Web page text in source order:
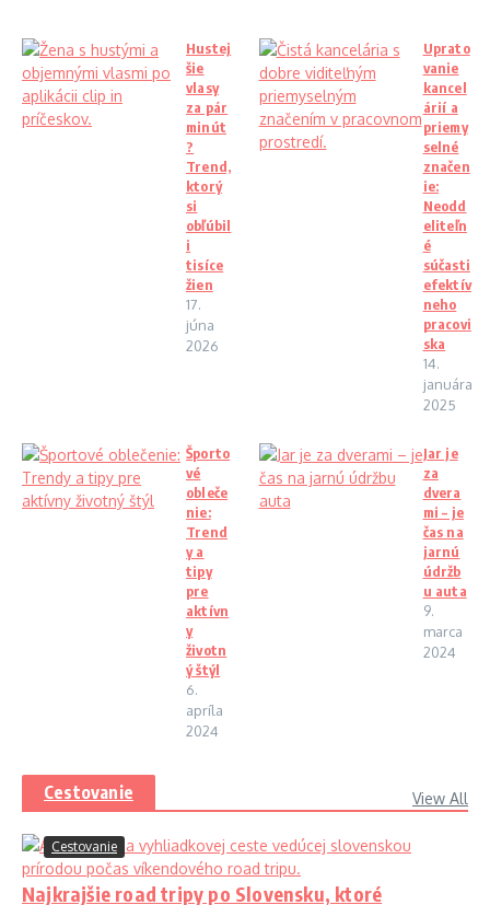
Hustej
šie
vlasy
za pár
minút
?
Trend,
ktorý
si
obľúbil
i
tisíce
žien
17.
júna
2026
Uprato
vanie
kancel
árií a
priemy
selné
značen
ie:
Neodd
eliteľn
é
súčasti
efektív
neho
pracovi
ska
14.
januára
2025
Športo
vé
obleče
nie:
Trend
y a
tipy
pre
aktívn
y
životn
ý štýl
6.
apríla
2024
Jar je
za
dvera
mi – je
čas na
jarnú
údržb
u auta
9.
marca
2024
Cestovanie View All
Cestovanie
Najkrajšie road tripy po Slovensku, ktoré